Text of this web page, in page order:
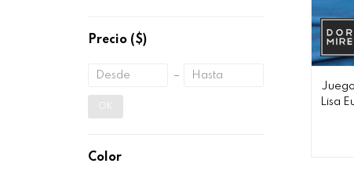
Lisa
Precio ($)
Color